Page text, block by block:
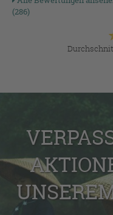
(286)